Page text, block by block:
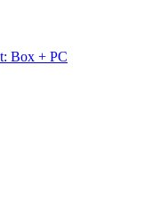
Box + PC